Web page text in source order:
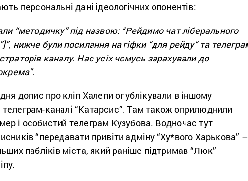
персональні дані ідеологічних опонентів:
“методичку” під назвою: “Рейдимо чат ліберального
, нижче були посилання на гіфки “для рейду“та
каналу. Нас усіх чомусь зарахували до
допис про кліп Халепи опублікували в іншому
каналі “Катарсис”. Там також оприлюднили
і особистий телеграм Кузубова. Водночас тут
“передавати привіти адміну “Ху*вого Харькова” –
пабліків міста, який раніше підтримав “Люк”